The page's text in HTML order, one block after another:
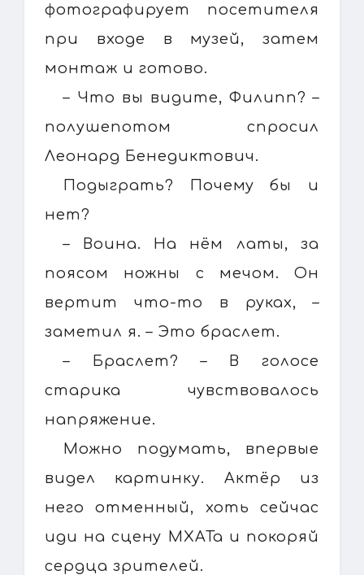
фотографирует посетителя
при входе в музей, затем
монтаж и готово.
– Что вы видите, Филипп? –
полушепотом спросил
Леонард Бенедиктович.
Подыграть? Почему бы и
нет?
– Воина. На нём латы, за
поясом ножны с мечом. Он
вертит что-то в руках, –
заметил я. – Это браслет.
– Браслет? – В голосе
старика чувствовалось
напряжение.
Можно подумать, впервые
видел картинку. Актёр из
него отменный, хоть сейчас
иди на сцену МХАТа и покоряй
сердца зрителей.